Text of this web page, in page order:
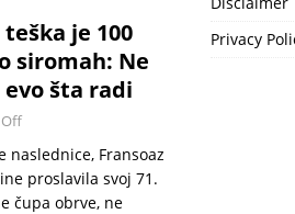
je 100
siromah: Ne
šta radi
naslednice, Fransoaz
proslavila svoj 71.
čupa obrve, ne
Privacy